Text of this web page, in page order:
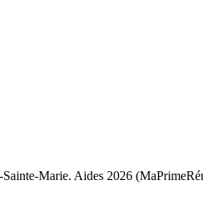
Marie. Aides 2026